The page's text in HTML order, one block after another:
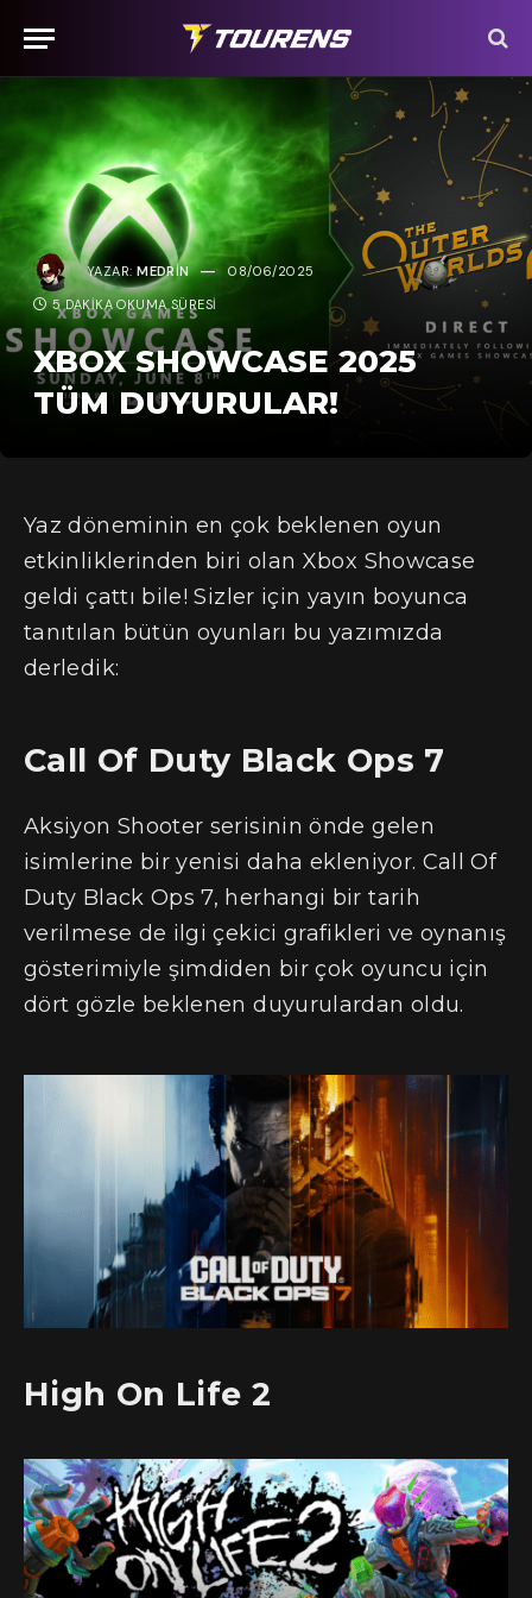
YAZAR: MEDRIN 08/06/2025
5 DAKIKA OKUMA SÜRESI
XBOX SHOWCASE 2025
TÜM DUYURULAR!
Yaz döneminin en çok beklenen oyun
etkinliklerinden biri olan Xbox Showcase
geldi çattı bile! Sizler için yayın boyunca
tanıtılan bütün oyunları bu yazımızda
derledik:
Call Of Duty Black Ops 7
Aksiyon Shooter serisinin önde gelen
isimlerine bir yenisi daha ekleniyor. Call Of
Duty Black Ops 7, herhangi bir tarih
verilmese de ilgi çekici grafikleri ve oynanış
gösterimiyle şimdiden bir çok oyuncu için
dört gözle beklenen duyurulardan oldu.
High On Life 2